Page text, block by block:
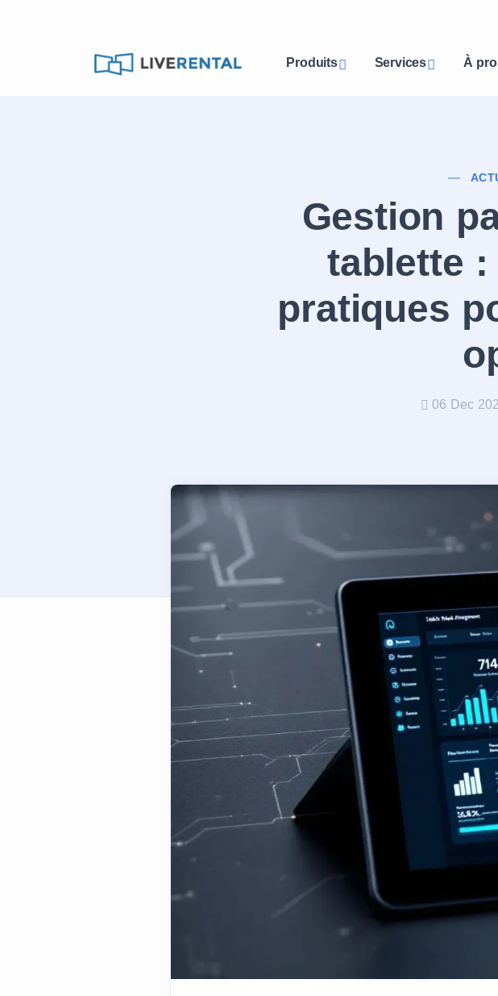
Produits Services À
Gestion
tablette
pratiques
06 Dec